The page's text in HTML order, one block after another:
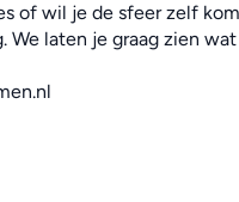
of wil je de sfeer zelf
laten je graag zien